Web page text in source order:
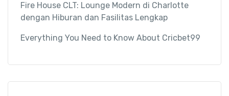
Fire House CLT: Lounge Modern di Charlotte
dengan Hiburan dan Fasilitas Lengkap
Everything You Need to Know About Cricbet99